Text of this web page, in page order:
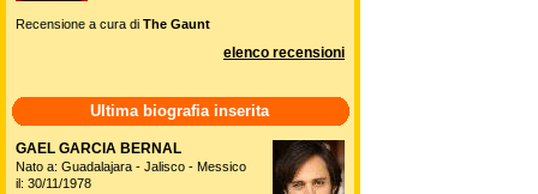
Recensione a cura di The Gaunt
elenco recensioni
Ultima biografia inserita
GAEL GARCIA BERNAL
Nato a: Guadalajara - Jalisco - Messico
il: 30/11/1978